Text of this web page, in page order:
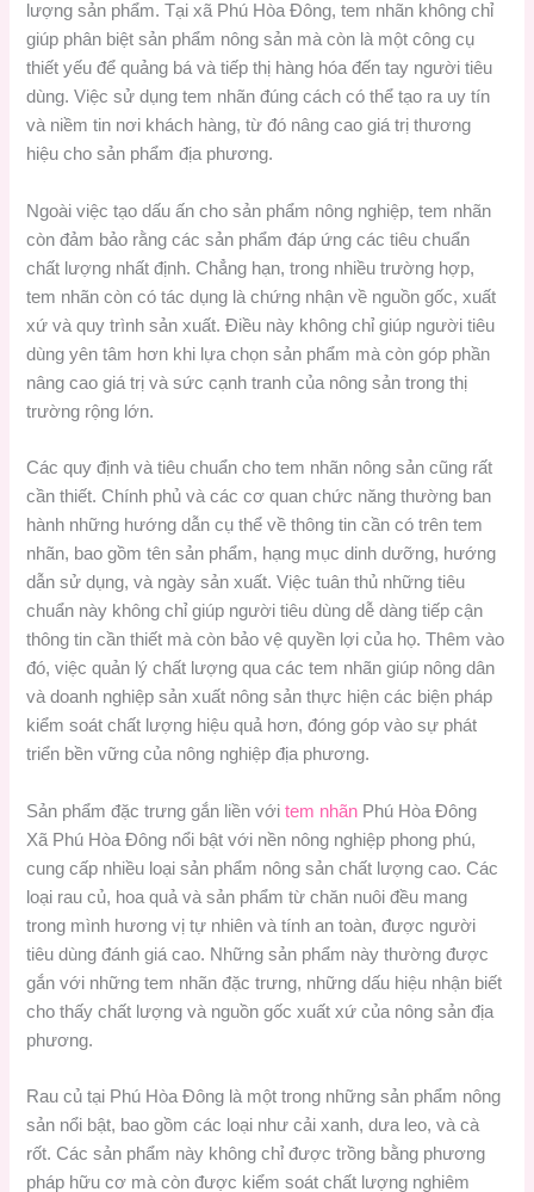
lượng sản phẩm. Tại xã Phú Hòa Đông, tem nhãn không chỉ
giúp phân biệt sản phẩm nông sản mà còn là một công cụ
thiết yếu để quảng bá và tiếp thị hàng hóa đến tay người tiêu
dùng. Việc sử dụng tem nhãn đúng cách có thể tạo ra uy tín
và niềm tin nơi khách hàng, từ đó nâng cao giá trị thương
hiệu cho sản phẩm địa phương.
Ngoài việc tạo dấu ấn cho sản phẩm nông nghiệp, tem nhãn
còn đảm bảo rằng các sản phẩm đáp ứng các tiêu chuẩn
chất lượng nhất định. Chẳng hạn, trong nhiều trường hợp,
tem nhãn còn có tác dụng là chứng nhận về nguồn gốc, xuất
xứ và quy trình sản xuất. Điều này không chỉ giúp người tiêu
dùng yên tâm hơn khi lựa chọn sản phẩm mà còn góp phần
nâng cao giá trị và sức cạnh tranh của nông sản trong thị
trường rộng lớn.
Các quy định và tiêu chuẩn cho tem nhãn nông sản cũng rất
cần thiết. Chính phủ và các cơ quan chức năng thường ban
hành những hướng dẫn cụ thể về thông tin cần có trên tem
nhãn, bao gồm tên sản phẩm, hạng mục dinh dưỡng, hướng
dẫn sử dụng, và ngày sản xuất. Việc tuân thủ những tiêu
chuẩn này không chỉ giúp người tiêu dùng dễ dàng tiếp cận
thông tin cần thiết mà còn bảo vệ quyền lợi của họ. Thêm vào
đó, việc quản lý chất lượng qua các tem nhãn giúp nông dân
và doanh nghiệp sản xuất nông sản thực hiện các biện pháp
kiểm soát chất lượng hiệu quả hơn, đóng góp vào sự phát
triển bền vững của nông nghiệp địa phương.
Sản phẩm đặc trưng gắn liền vớitem nhãn Phú Hòa Đông
Xã Phú Hòa Đông nổi bật với nền nông nghiệp phong phú,
cung cấp nhiều loại sản phẩm nông sản chất lượng cao. Các
loại rau củ, hoa quả và sản phẩm từ chăn nuôi đều mang
trong mình hương vị tự nhiên và tính an toàn, được người
tiêu dùng đánh giá cao. Những sản phẩm này thường được
gắn với những tem nhãn đặc trưng, những dấu hiệu nhận biết
cho thấy chất lượng và nguồn gốc xuất xứ của nông sản địa
phương.
Rau củ tại Phú Hòa Đông là một trong những sản phẩm nông
sản nổi bật, bao gồm các loại như cải xanh, dưa leo, và cà
rốt. Các sản phẩm này không chỉ được trồng bằng phương
pháp hữu cơ mà còn được kiểm soát chất lượng nghiêm